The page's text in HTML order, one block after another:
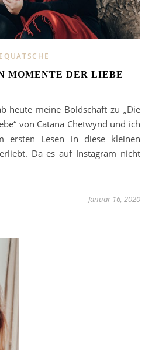
MOMENTE DER LIEBE
von Catana Chetwynd und ich
ersten Lesen in diese kleinen
Da es auf Instagram nicht
Januar 16, 2020